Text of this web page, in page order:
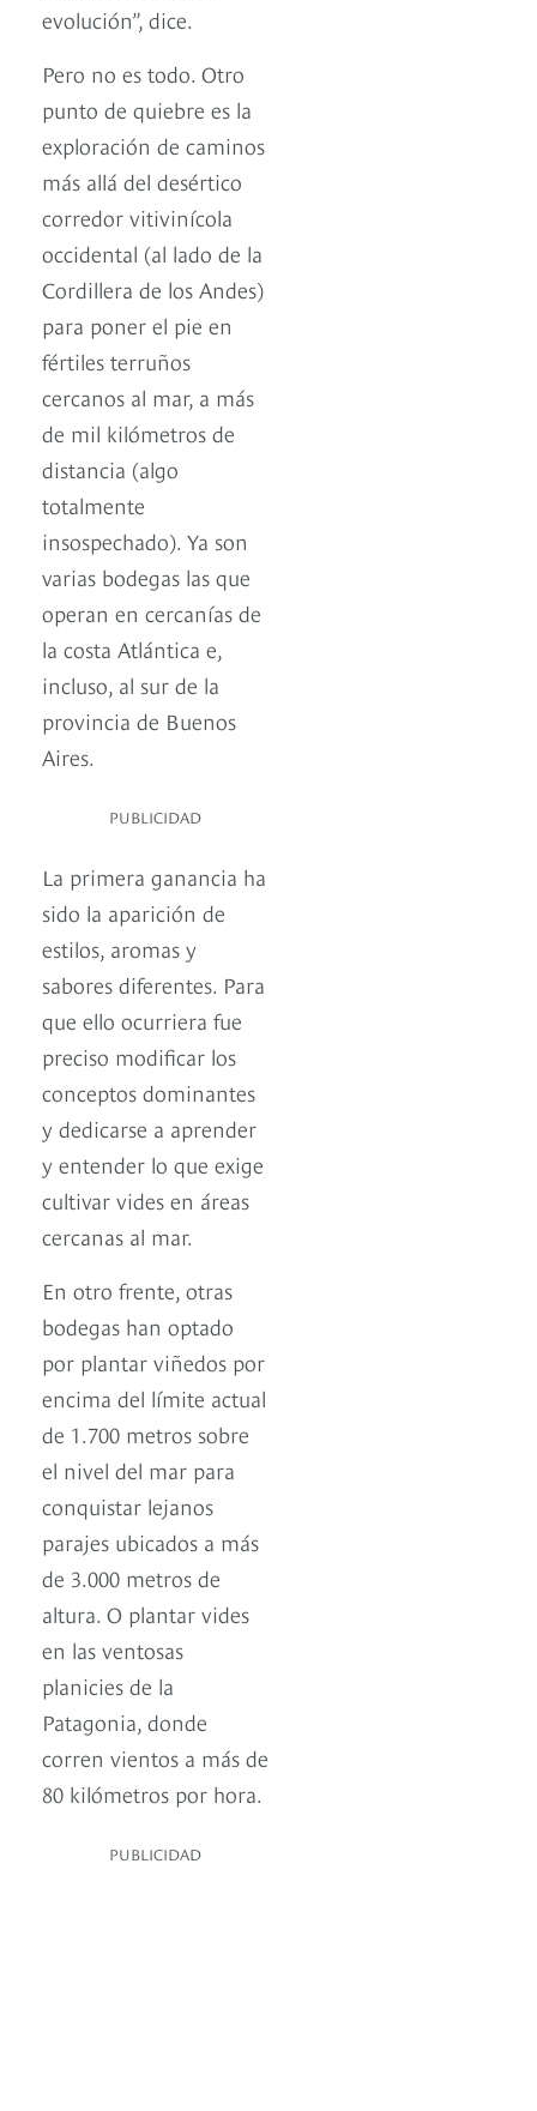
evolución”, dice.
Pero no es todo. Otro
punto de quiebre es la
exploración de caminos
más allá del desértico
corredor vitivinícola
occidental (al lado de la
Cordillera de los Andes)
para poner el pie en
fértiles terruños
cercanos al mar, a más
de mil kilómetros de
distancia (algo
totalmente
insospechado). Ya son
varias bodegas las que
operan en cercanías de
la costa Atlántica e,
incluso, al sur de la
provincia de Buenos
Aires.
PUBLICIDAD
La primera ganancia ha
sido la aparición de
estilos, aromas y
sabores diferentes. Para
que ello ocurriera fue
preciso modificar los
conceptos dominantes
y dedicarse a aprender
y entender lo que exige
cultivar vides en áreas
cercanas al mar.
En otro frente, otras
bodegas han optado
por plantar viñedos por
encima del límite actual
de 1.700 metros sobre
el nivel del mar para
conquistar lejanos
parajes ubicados a más
de 3.000 metros de
altura. O plantar vides
en las ventosas
planicies de la
Patagonia, donde
corren vientos a más de
80 kilómetros por hora.
PUBLICIDAD